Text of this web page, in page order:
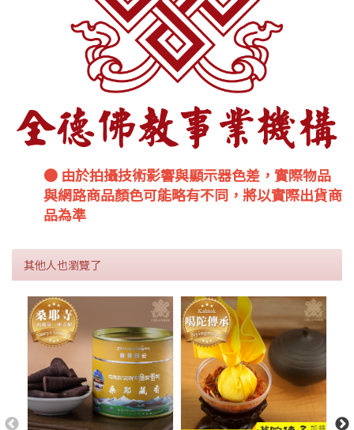
● 由於拍攝技術影響與顯示器色差，實際物品
與網路商品顏色可能略有不同，將以實際出貨商
品為準
其他人也瀏覽了